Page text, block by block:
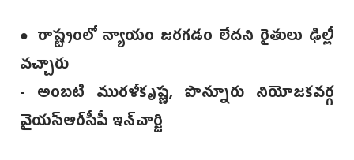
● రాష్ట్రంలో న్యాయం జ‌ర‌గ‌డం లేద‌ని రైతులు ఢిల్లీ
వ‌చ్చారు
- అంబ‌టి ముర‌ళీకృష్ణ‌, పొన్నూరు నియోజ‌క‌వ‌ర్గ
వైయ‌స్ఆర్‌సీపీ ఇన్‌చార్జి